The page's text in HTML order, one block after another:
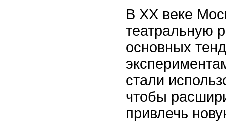
В XX веке
театральную
основных
стали
чтобы
привлечь